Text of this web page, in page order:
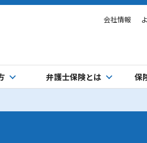
会社情報
弁護士保険とは 保